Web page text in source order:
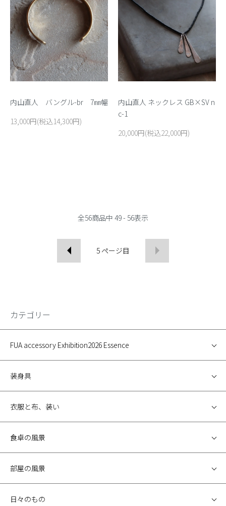
内山直人 バングル-br 7㎜幅
13,000円(税込14,300円)
内山直人 ネックレス GB×SV n
c-1
20,000円(税込22,000円)
全56商品中 49 - 56表示
5 ページ目
カテゴリー
FUA accessory Exhibition2026 Essence
装身具
衣服と布、装い
食卓の風景
部屋の風景
日々のもの